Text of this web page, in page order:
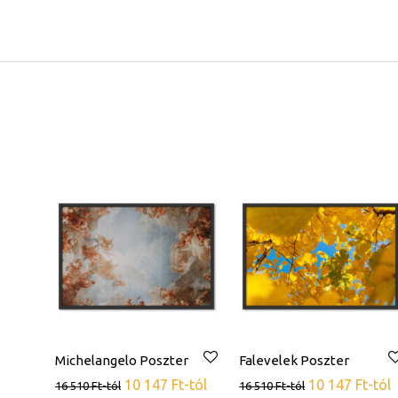
Michelangelo Poszter
16 510Ft-tól 10 147 Ft-tól
Falevelek Poszter
16 510Ft-tól 10 147 Ft-tól